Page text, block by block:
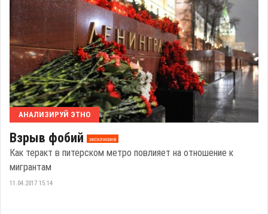
АНАЛИЗИРУЙ ЭТНО
Взрыв фобий эксклюзив
Как теракт в питерском метро повлияет на отношение к
мигрантам
11.04.2017 15:14